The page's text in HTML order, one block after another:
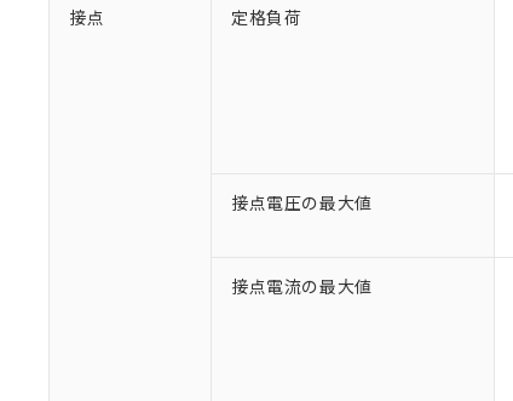
接点 定格負荷
接点電圧の最大値
接点電流の最大値